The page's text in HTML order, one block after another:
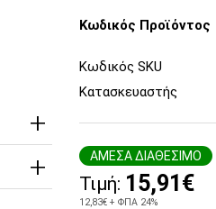
Κωδικός Προϊόντος
Κωδικός SKU
Κατασκευαστής
ΑΜΕΣΑ ΔΙΑΘΕΣΙΜΟ
Τιμή: 15,91€
12,83€ + ΦΠΑ 24%